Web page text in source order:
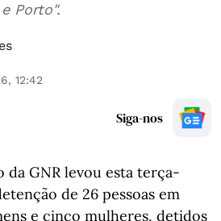
Porto".
12:42
Siga-nos
da GNR levou esta terça-
de 26 pessoas em
e cinco mulheres, detidos